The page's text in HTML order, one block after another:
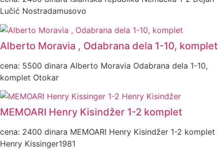
Lučić Nostradamusovo
Alberto Moravia , Odabrana dela 1-10, komplet
cena: 5500 dinara Alberto Moravia Odabrana dela 1-10,
komplet Otokar
MEMOARI Henry Kisindžer 1-2 komplet
cena: 2400 dinara MEMOARI Henry Kisindžer 1-2 komplet
Henry Kissinger1981